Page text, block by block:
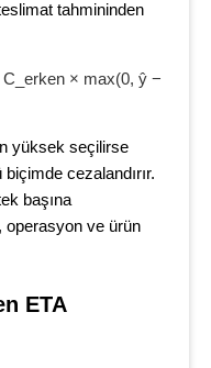
tahmininden
× max(0, ŷ −
yüksek seçilirse
cezalandırır.
başına
operasyon ve ürün
ETA